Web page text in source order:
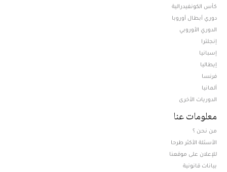
كأس الكونفيدرالية
دوري أبطال أوروبا
الدوري الأوروبي
إنجلترا
إسبانيا
إيطاليا
فرنسا
ألمانيا
الدوريات الأخرى
معلومات عنا
من نحن ؟
الأسئلة الأكثر طرحا
للإعلان على موقعنا
بيانات قانونية